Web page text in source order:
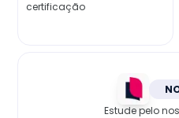
certificação
Estude pelo